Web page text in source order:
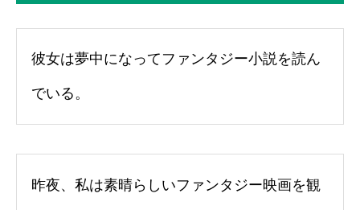
彼女は夢中になってファンタジー小説を読ん
でいる。
昨夜、私は素晴らしいファンタジー映画を観